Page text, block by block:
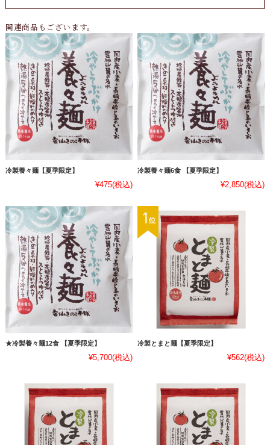
関連商品もございます。
冷製養々麺【夏季限定】
¥475(税込)
冷製養々麺6食 【夏季限定】
¥2,850(税込)
★冷製養々麺12食 【夏季限定】
¥5,700(税込)
冷製とまと麺【夏季限定】
¥562(税込)